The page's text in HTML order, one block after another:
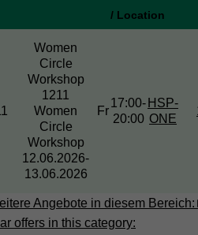
/ Location
Women
Circle
Workshop
1211
Women
Circle
Workshop
12.06.2026-
13.06.2026
Fr
17:00-
20:00
HSP-
ONE
Angebote in diesem Bereich:
offers in this category: